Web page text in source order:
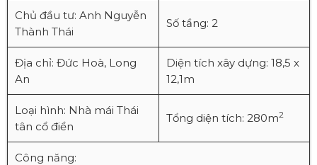
Chủ đầu tư: Anh Nguyễn
Thành Thái
Số tầng: 2
Địa chỉ: Đức Hoà, Long
An
Diện tích xây dựng: 18,5 x
12,1m
Loại hình: Nhà mái Thái
tân cổ điển
Tổng diện tích: 280m2
Công năng: